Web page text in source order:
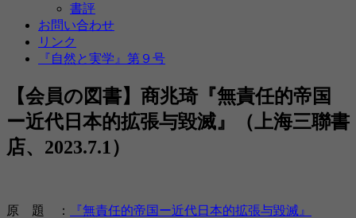
書評
お問い合わせ
リンク
『自然と実学』第９号
【会員の図書】商兆琦『無責任的帝国
ー近代日本的拡張与毀滅』（上海三聯書
店、2023.7.1）
原 題 ：
『無責任的帝国ー近代日本的拡張与毀滅』